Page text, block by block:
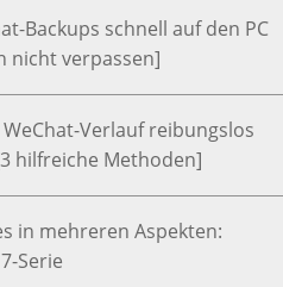
Backups schnell auf den PC
nicht verpassen]
Verlauf reibungslos
hilfreiche Methoden]
in mehreren Aspekten:
Serie